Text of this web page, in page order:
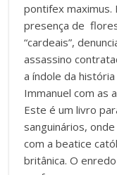
pontifex maximus.
presença de
“cardeais”,
assassino
a índole da
Immanuel com as
Este é um livro
sanguinários,
com a beatice
britânica. O